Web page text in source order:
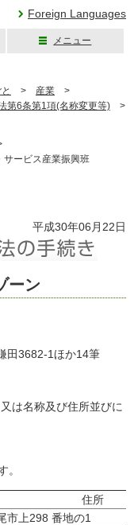
Foreign Languages
メニュー
> 産業 >
第6条第1項(名称変更等) >
サービス産業振興班
平成30年06月22日
ーン
3682-1ほか14筆
は名称及び住所並びに
。
住所
市上298 番地の1